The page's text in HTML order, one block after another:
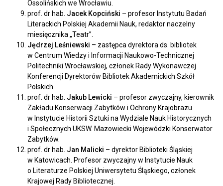
Ossolińskich we Wrocławiu.
prof. dr hab. Jacek Kopciński – profesor Instytutu Badań
Literackich Polskiej Akademii Nauk, redaktor naczelny
miesięcznika „Teatr”.
Jędrzej Leśniewski – zastępca dyrektora ds. bibliotek
w Centrum Wiedzy i Informacji Naukowo-Technicznej
Politechniki Wrocławskiej, członek Rady Wykonawczej
Konferencji Dyrektorów Bibliotek Akademickich Szkół
Polskich.
prof. dr hab. Jakub Lewicki – profesor zwyczajny, kierownik
Zakładu Konserwacji Zabytków i Ochrony Krajobrazu
w Instytucie Historii Sztuki na Wydziale Nauk Historycznych
i Społecznych UKSW. Mazowiecki Wojewódzki Konserwator
Zabytków.
prof. dr hab. Jan Malicki – dyrektor Biblioteki Śląskiej
w Katowicach. Profesor zwyczajny w Instytucie Nauk
o Literaturze Polskiej Uniwersytetu Śląskiego, członek
Krajowej Rady Bibliotecznej.